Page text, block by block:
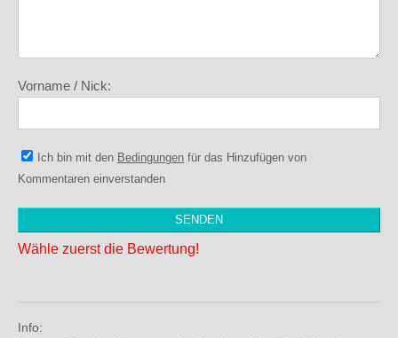
Vorname / Nick:
Ich bin mit den Bedingungen für das Hinzufügen von
Kommentaren einverstanden
Wähle zuerst die Bewertung!
Info: